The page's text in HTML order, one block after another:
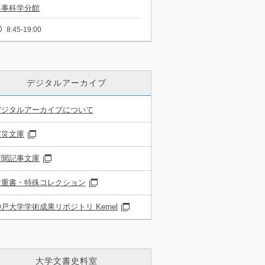
科学分館
8:45-19:00
デジタルアーカイブ
タルアーカイブについて
文庫
記事文庫
書・特殊コレクション
大学学術成果リポジトリ Kernel
大学文書史料室